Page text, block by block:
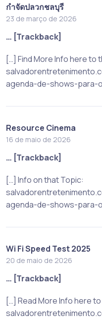
กำจัดปลวกชลบุรี
23 de março de 2026
… [Trackback]
[…] Find More Info here to
agenda-de-shows-para-
Resource Cinema
16 de maio de 2026
… [Trackback]
[…] Info on that Topic:
agenda-de-shows-para-
Wi Fi Speed Test 2025
20 de maio de 2026
… [Trackback]
[…] Read More Info here